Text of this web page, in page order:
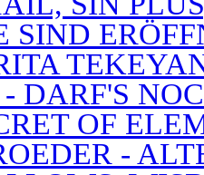
SIND
DARF'S
OF
-